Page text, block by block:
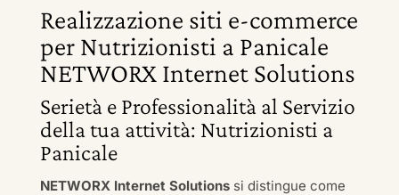
Realizzazione siti e-commerce
per Nutrizionisti a Panicale
NETWORX Internet Solutions
Serietà e Professionalità al Servizio
della tua attività: Nutrizionisti a
Panicale
NETWORX Internet Solutionssi distingue come